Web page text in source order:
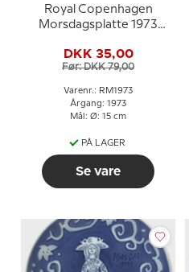
Royal Copenhagen
Morsdagsplatte 1973
DKK 35,00
Før: DKK 79,00
Varenr.: RM1973
Årgang: 1973
Mål: Ø: 15 cm
PÅ LAGER
Se vare